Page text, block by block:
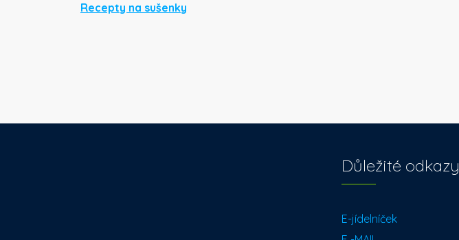
Recepty na sušenky
Důležité odkazy
E-jídelníček